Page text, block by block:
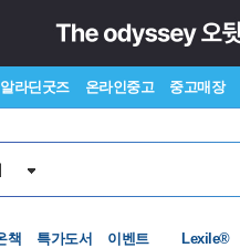
알라딘굿즈 온라인중고 중고매장
책 특가도서 이벤트
수준별베스트